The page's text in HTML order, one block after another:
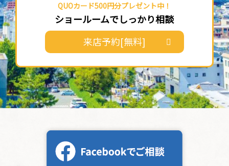
QUOカード500円分プレゼント中！
ショールームでしっかり相談
来店予約[無料]